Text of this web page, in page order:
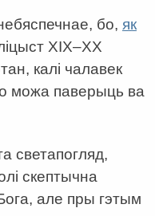
бо, як
ХІХ–ХХ
калі чалавек
можа паверыць ва
светапогляд,
скептычна
але пры гэтым